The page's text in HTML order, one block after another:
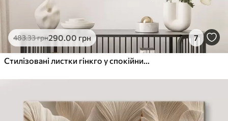
483.33грн290.00 грн 7
Стилізовані листки гінкго у спокійних тонах